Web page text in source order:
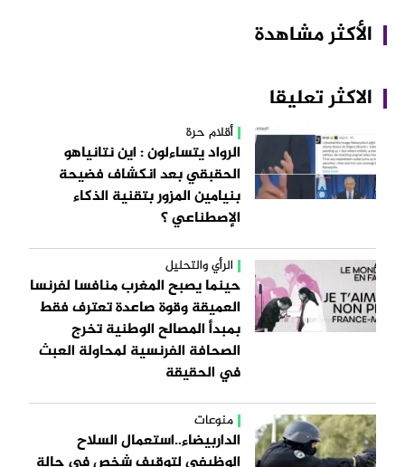
الأكثر مشاهدة
الاكثر تعليقا
أقلام حرة
الرواد يتساءلون : اين نتانياهو
الحقبقي بعد انكشاف فضيحة
بنيامين المزور بتقنية الذكاء
الإصطناعي ؟
الرأي والتحليل
حينما يصبح المغرب منافسا لفرنسا
العميقة وقوة صاعدة تعترف فقط
بمبدأ المصالح الوطنية تخرج
الصحافة الفرنسية لمحاولة العبث
في الحقيقة
منوعات
الداربيضاء..استعمال السلاح